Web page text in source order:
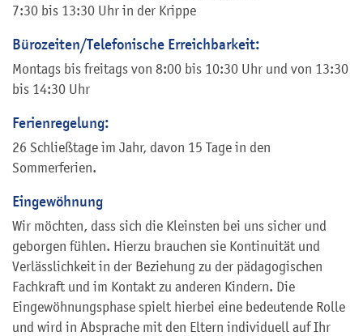
7:30 bis 13:30 Uhr in der Krippe
Bürozeiten/Telefonische Erreichbarkeit:
Montags bis freitags von 8:00 bis 10:30 Uhr und von 13:30
bis 14:30 Uhr
Ferienregelung:
26 Schließtage im Jahr, davon 15 Tage in den
Sommerferien.
Eingewöhnung
Wir möchten, dass sich die Kleinsten bei uns sicher und
geborgen fühlen. Hierzu brauchen sie Kontinuität und
Verlässlichkeit in der Beziehung zu der pädagogischen
Fachkraft und im Kontakt zu anderen Kindern. Die
Eingewöhnungsphase spielt hierbei eine bedeutende Rolle
und wird in Absprache mit den Eltern individuell auf Ihr